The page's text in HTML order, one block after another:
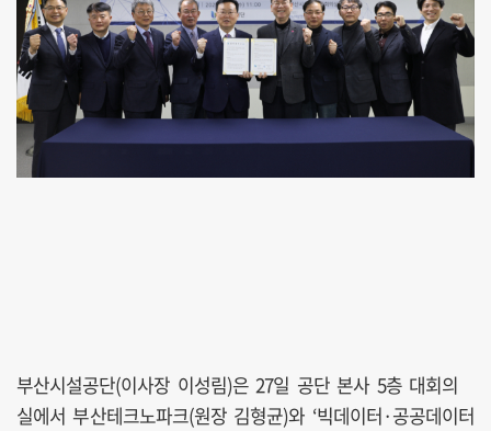
부산시설공단(이사장 이성림)은 27일 공단 본사 5층 대회의
실에서 부산테크노파크(원장 김형균)와 ‘빅데이터·공공데이터